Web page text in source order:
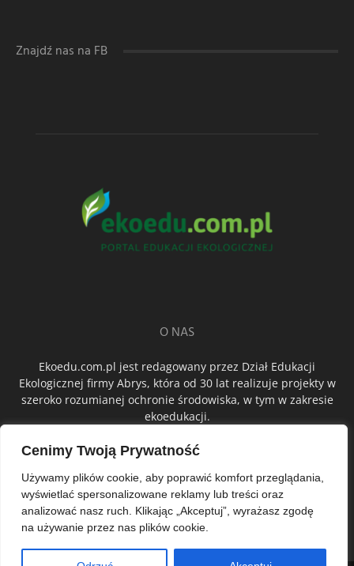
Cenimy Twoją Prywatność
Używamy plików cookie, aby poprawić komfort przeglądania,
wyświetlać spersonalizowane reklamy lub treści oraz
analizować nasz ruch. Klikając „Akceptuj”, wyrażasz zgodę
na używanie przez nas plików cookie.
Znajdź nas na FB
O NAS
Ekoedu.com.pl jest redagowany przez Dział Edukacji
Ekologicznej firmy Abrys, która od 30 lat realizuje projekty w
szeroko rozumianej ochronie środowiska, w tym w zakresie
ekoedukacji.
ŚLEDŹ NAS